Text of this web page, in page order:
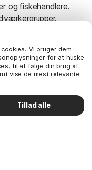
Vi bruger dem i
for at huske
til at følge din brug af
vise de mest relevante
. Du kan
Tillad alle
og fiskehandlere.
Vælg datoer